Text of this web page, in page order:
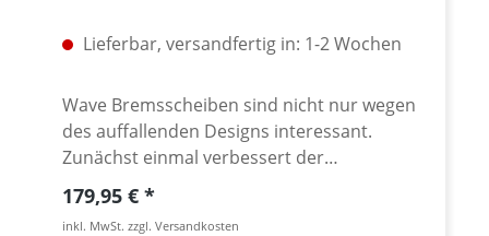
Lieferbar, versandfertig in: 1-2 Wochen
Wave Bremsscheiben sind nicht nur wegen
des auffallenden Designs interessant.
Zunächst einmal verbessert der
wellenförmige äußere Rand die
Selbstreinigung von Belag und Scheibe. Die
Regulärer Preis:
179,95 €
inkl. MwSt. zzgl. Versandkosten